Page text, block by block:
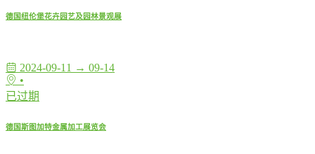
德国纽伦堡花卉园艺及园林景观展
2024-09-11 → 09-14
•
已过期
德国斯图加特金属加工展览会